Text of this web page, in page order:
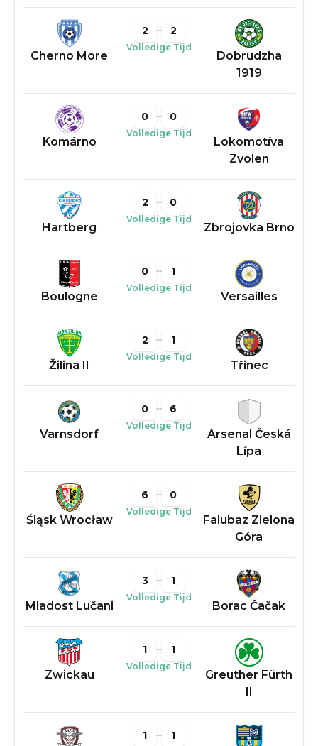
Cherno More
2 2
Volledige Tijd
Dobrudzha
1919
Komárno
0 0
Volledige Tijd
Lokomotíva
Zvolen
Hartberg
2 0
Volledige Tijd
Zbrojovka Brno
Boulogne
0 1
Volledige Tijd
Versailles
Žilina II
2 1
Volledige Tijd
Třinec
Varnsdorf
0 6
Volledige Tijd
Arsenal Česká
Lípa
Śląsk Wrocław
6 0
Volledige Tijd
Falubaz Zielona
Góra
Mladost Lučani
3 1
Volledige Tijd
Borac Čačak
Zwickau
1 1
Volledige Tijd
Greuther Fürth
II
1 1